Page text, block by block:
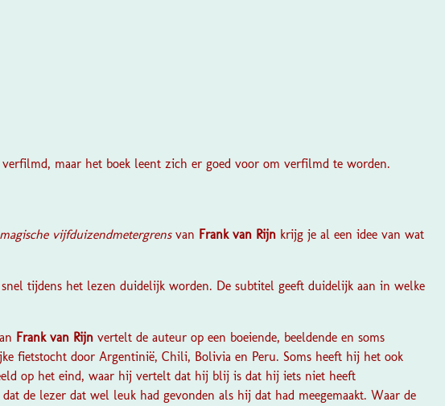
maar het boek leent zich er goed voor om verfilmd te worden.
vijfduizendmetergrensvan Frank van Rijn krijg je al een idee van wat
tijdens het lezen duidelijk worden. De subtitel geeft duidelijk aan in welke
Frank van Rijn vertelt de auteur op een boeiende, beeldende en soms
fietstocht door Argentinië, Chili, Bolivia en Peru. Soms heeft hij het ook
op het eind, waar hij vertelt dat hij blij is dat hij iets niet heeft
de lezer dat wel leuk had gevonden als hij dat had meegemaakt. Waar de